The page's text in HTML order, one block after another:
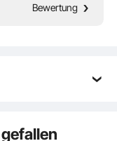
Bewertung